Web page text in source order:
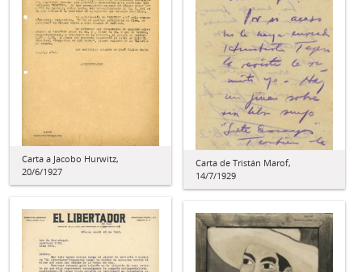
Carta de Tristán Marof,
14/7/1929
Carta a Jacobo Hurwitz,
20/6/1927